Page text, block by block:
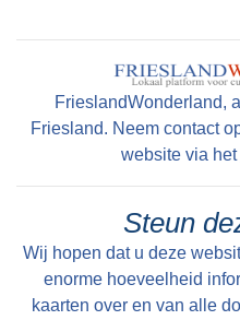
FrieslandWonderland,
Friesland. Neem contact
website via het
Steun
Wij hopen dat u deze
enorme hoeveelheid
kaarten over en van alle